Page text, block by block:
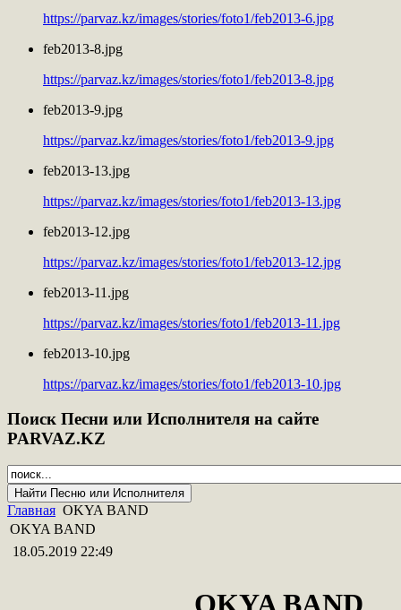
https://parvaz.kz/images/stories/foto1/feb2013-6.jpg
feb2013-8.jpg
https://parvaz.kz/images/stories/foto1/feb2013-8.jpg
feb2013-9.jpg
https://parvaz.kz/images/stories/foto1/feb2013-9.jpg
feb2013-13.jpg
https://parvaz.kz/images/stories/foto1/feb2013-13.jpg
feb2013-12.jpg
https://parvaz.kz/images/stories/foto1/feb2013-12.jpg
feb2013-11.jpg
https://parvaz.kz/images/stories/foto1/feb2013-11.jpg
feb2013-10.jpg
https://parvaz.kz/images/stories/foto1/feb2013-10.jpg
Поиск Песни или Исполнителя на сайте
PARVAZ.KZ
Главная OKYA BAND
OKYA BAND
18.05.2019 22:49